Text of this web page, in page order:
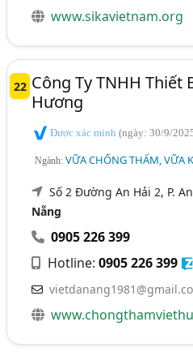
www.sikavietnam.org
22 Công Ty TNHH Thiết
Hương
Được xác minh(ngày: 30/9/
Ngành:VỮA CHỐNG THẤM, VỮA
Số 2 Đường An Hải 2, P.
Nẵng
0905 226 399
Hotline:0905 226 399